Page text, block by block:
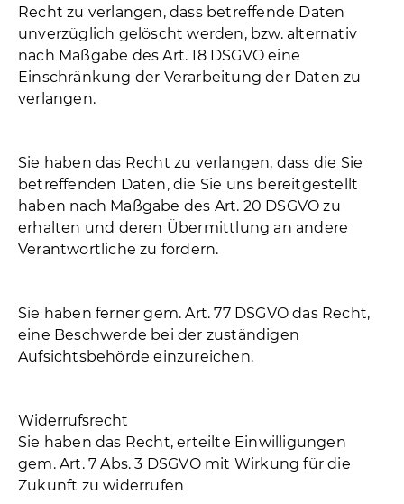
Recht zu verlangen, dass betreffende Daten
unverzüglich gelöscht werden, bzw. alternativ
nach Maßgabe des Art. 18 DSGVO eine
Einschränkung der Verarbeitung der Daten zu
verlangen.
Sie haben das Recht zu verlangen, dass die Sie
betreffenden Daten, die Sie uns bereitgestellt
haben nach Maßgabe des Art. 20 DSGVO zu
erhalten und deren Übermittlung an andere
Verantwortliche zu fordern.
Sie haben ferner gem. Art. 77 DSGVO das Recht,
eine Beschwerde bei der zuständigen
Aufsichtsbehörde einzureichen.
Widerrufsrecht
Sie haben das Recht, erteilte Einwilligungen
gem. Art. 7 Abs. 3 DSGVO mit Wirkung für die
Zukunft zu widerrufen